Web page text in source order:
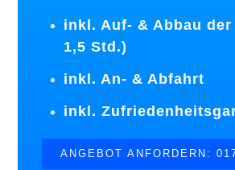
inkl. Auf- & Abbau
1,5 Std.)
inkl. An- & Abfahrt
inkl.
ANGEBOT ANFORDERN: